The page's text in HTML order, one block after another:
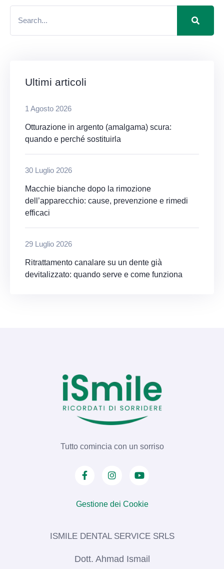
Ultimi articoli
1 Agosto 2026
Otturazione in argento (amalgama) scura:
quando e perché sostituirla
30 Luglio 2026
Macchie bianche dopo la rimozione
dell’apparecchio: cause, prevenzione e rimedi
efficaci
29 Luglio 2026
Ritrattamento canalare su un dente già
devitalizzato: quando serve e come funziona
Tutto comincia con un sorriso
Gestione dei Cookie
ISMILE DENTAL SERVICE SRLS​
Dott. Ahmad Ismail